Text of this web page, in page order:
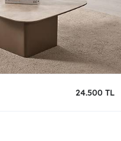
24.500 TL